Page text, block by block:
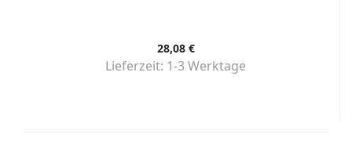
28,08 €
Lieferzeit: 1-3 Werktage